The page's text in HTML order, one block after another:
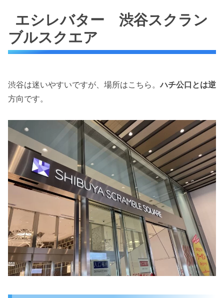
エシレバター 渋谷スクラン
ブルスクエア
渋谷は迷いやすいですが、場所はこちら。ハチ公口とは逆
方向です。